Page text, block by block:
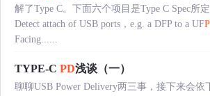
解了Type C。下面六个项目是Type C Spec所
Detect attach of USB ports，e.g. a DFP to a UF
Facing......
TYPE-C PD浅谈（一）
聊聊USB Power Delivery两三事，接下来会